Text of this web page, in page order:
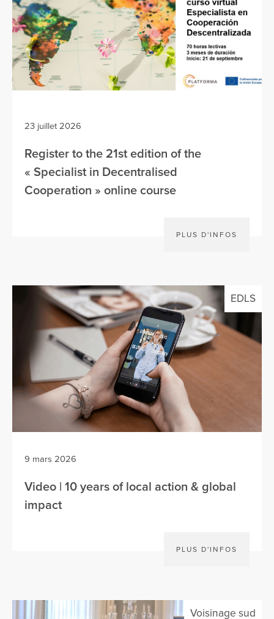
23 juillet 2026
Register to the 21st edition of the
« Specialist in Decentralised
Cooperation » online course
PLUS D'INFOS
EDLS
9 mars 2026
Video | 10 years of local action & global
impact
PLUS D'INFOS
Voisinage sud